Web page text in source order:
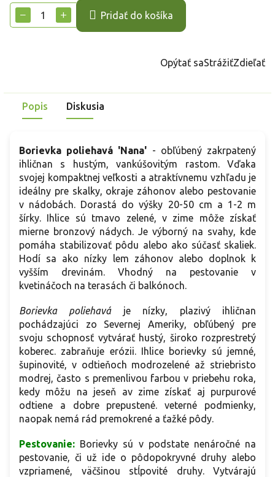
cena:
+
− Pridať do košíka
Opýtať saStrážiťZdieľať
Popis Diskusia
Borievka poliehavá 'Nana' - obľúbený zakrpatený
ihličnan s hustým, vankúšovitým rastom. Vďaka
svojej kompaktnej veľkosti a atraktívnemu vzhľadu je
ideálny pre skalky, okraje záhonov alebo pestovanie
v nádobách. Dorastá do výšky 20-50 cm a 1-2 m
šírky. Ihlice sú tmavo zelené, v zime môže získať
mierne bronzový nádych. Je výborný na svahy, kde
pomáha stabilizovať pôdu alebo ako súčasť skaliek.
Hodí sa ako nízky lem záhonov alebo doplnok k
vyšším drevinám. Vhodný na pestovanie v
kvetináčoch na terasách či balkónoch.
Borievka poliehaváje nízky, plazivý ihličnan
pochádzajúci zo Severnej Ameriky, obľúbený pre
svoju schopnosť vytvárať hustý, široko rozprestretý
koberec. zabraňuje erózii. Ihlice borievky sú jemné,
šupinovité, v odtieňoch modrozelené až striebristo
modrej, často s premenlivou farbou v priebehu roka,
kedy môžu na jeseň av zime získať aj purpurové
odtiene a dobre prepustené. veterné podmienky,
naopak nemá rád premokrené a ťažké pôdy.
Pestovanie: Borievky sú v podstate nenáročné na
pestovanie, či už ide o pôdopokryvné druhy alebo
vzpriamené, väčšinou stĺpovité druhy. Vytvárajú